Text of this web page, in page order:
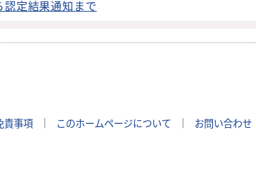
認定結果通知まで
責事項 このホームページについて お問い合わせ